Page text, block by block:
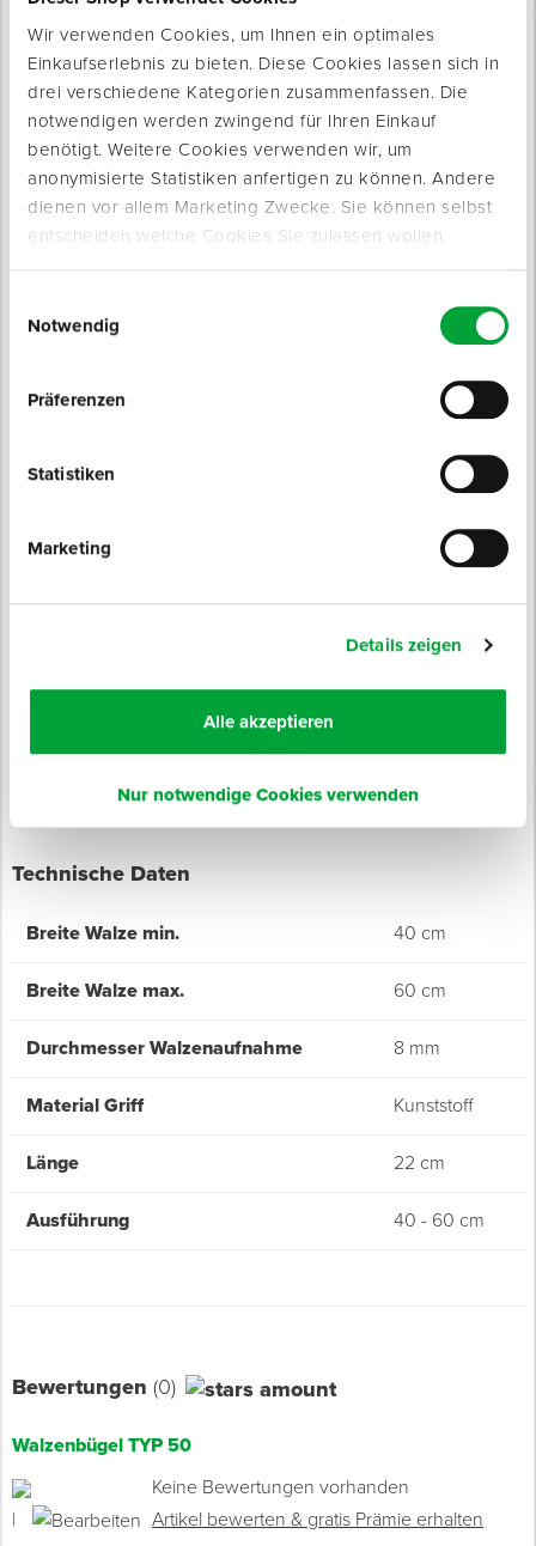
Wir verwenden Cookies, um Ihnen ein optimales
Einkaufserlebnis zu bieten. Diese Cookies lassen sich in
drei verschiedene Kategorien zusammenfassen. Die
notwendigen werden zwingend für Ihren Einkauf
benötigt. Weitere Cookies verwenden wir, um
anonymisierte Statistiken anfertigen zu können. Andere
dienen vor allem Marketing Zwecke. Sie können selbst
entscheiden welche Cookies Sie zulassen wollen.
Notwendig
Präferenzen
Statistiken
Marketing
Details zeigen
Alle akzeptieren
Nur notwendige Cookies verwenden
Produkte werden geladen ...
Produktinfo
Walzenbügel TYP 50 für Walzenbreiten von 40 bis 60 cm.
Der Kunststoffgriff ist für Teleskopstäbe geeignet. Mit
verstellbaren Außenbügeln.
Bügel aus verzinktem Stahl
Walzenaufnahme: ø 8 mm
Technische Daten
Breite Walze min. 40 cm
Breite Walze max. 60 cm
Durchmesser Walzenaufnahme 8 mm
Material Griff Kunststoff
Länge 22 cm
Ausführung 40 - 60 cm
Bewertungen (0)
Walzenbügel TYP 50
Keine Bewertungen vorhanden
|
Artikel bewerten & gratis Prämie erhalten